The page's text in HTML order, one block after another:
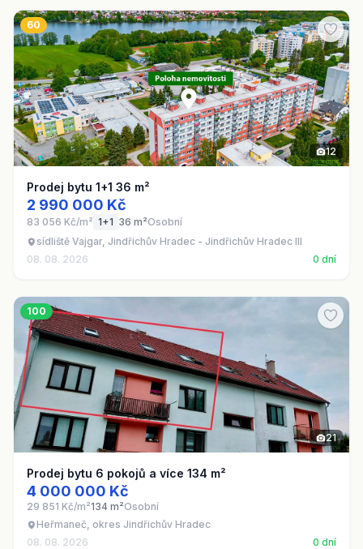
60
12
Prodej bytu 1+1 36 m²
2 990 000 Kč
83 056 Kč/m² 1+1 36 m²Osobní
sídliště Vajgar, Jindřichův Hradec - Jindřichův Hradec III
08. 08. 2026
0 dní
100
21
Prodej bytu 6 pokojů a více 134 m²
4 000 000 Kč
29 851 Kč/m²134 m²Osobní
Heřmaneč, okres Jindřichův Hradec
08. 08. 2026
0 dní